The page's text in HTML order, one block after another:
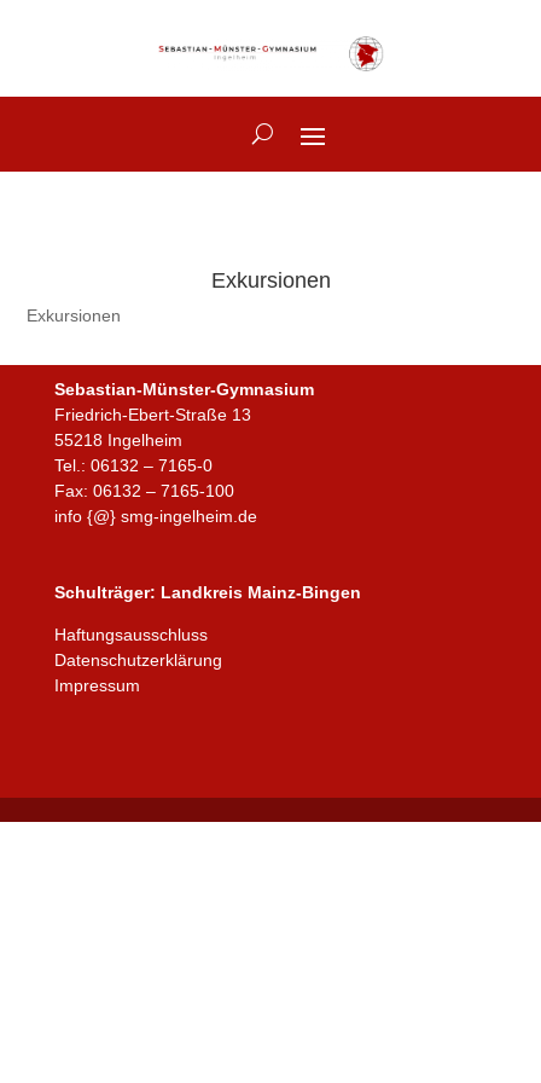
Exkursionen
Exkursionen
Sebastian-Münster-Gymnasium
Friedrich-Ebert-Straße 13
55218 Ingelheim
Tel.: 06132 – 7165-0
Fax: 06132 – 7165-100
info {@} smg-ingelheim.de
Schulträger: Landkreis Mainz-Bingen
Haftungsausschluss
Datenschutzerklärung
Impressum